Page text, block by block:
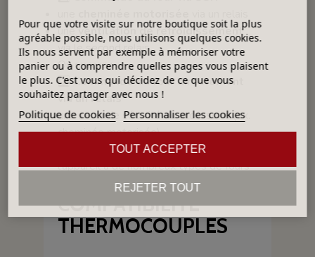
uneventilation de refroidissement
via le second relais
Ou encore :
2️⃣Commande du four directement
via un relais
une seconde sécurité ou accessoire (ex.
cheminée motorisée)
Cette flexibilité permet d’adapter
l’appareil à de nombreux types de fours
COMPATIBILITÉ
THERMOCOUPLES
Pour que votre visite sur notre boutique soit la plus
agréable possible, nous utilisons quelques cookies.
Ils nous servent par exemple à mémoriser votre
panier ou à comprendre quelles pages vous plaisent
le plus. C'est vous qui décidez de ce que vous
souhaitez partager avec nous !
Politique de cookies Personnaliser les cookies
REJETER TOUT
TOUT ACCEPTER